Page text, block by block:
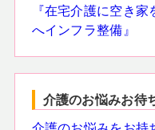
『在宅介護に空き
へインフラ整備』
介護のお悩みお待